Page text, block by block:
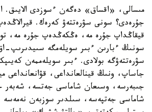
مىسالى، «اقساق» دەگەن ءسوزدى الايىق.
جۇرەدى؟ سونى سۋرەتتەۋ كەرەك.
قيقاڭداپ جۇرە مە، ەڭكەڭدەپ جۇرە مە،
سونىڭ ءبارىن ءبىر سويلەمگە سىيدىرىپ-
سۋرەتتەۋگە بولادى. ءبىر سويلەممەن
جاساپ، ونىڭ قينالعانداعى، قۋانعانداعى
جىبەرسە، وسىعان شاماسى جەتسە، شەبەر
شاماسى جەتپەسە، سىلدىر سوزبەن نەمەسە